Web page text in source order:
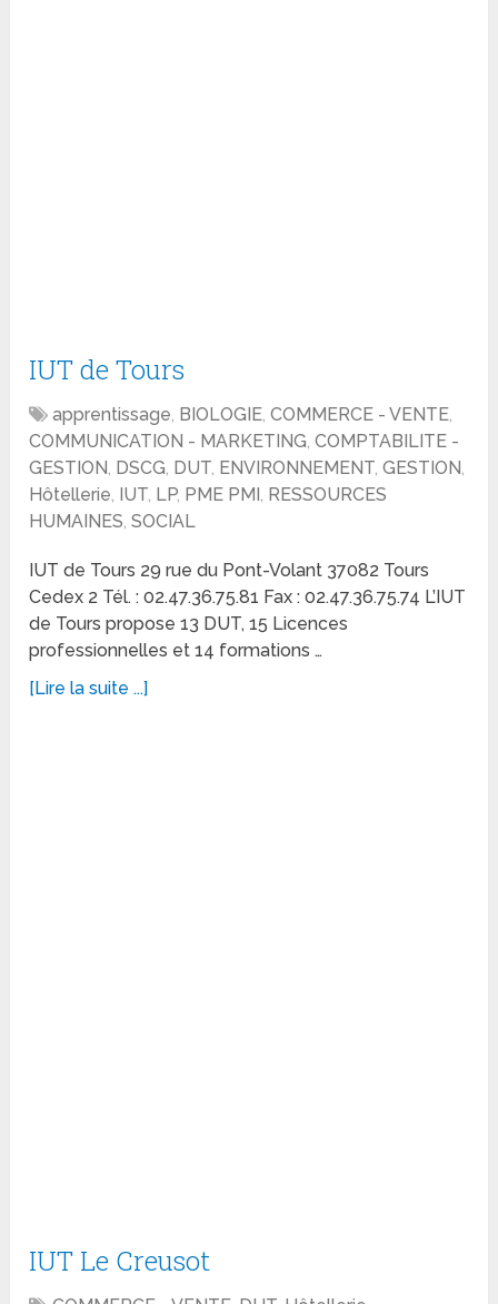
IUT de Tours
apprentissage, BIOLOGIE,COMMERCE - VENTE,
COMMUNICATION - MARKETING,COMPTABILITE -
GESTION, DSCG, DUT, ENVIRONNEMENT,GESTION,
Hôtellerie, IUT, LP, PME PMI, RESSOURCES
HUMAINES,SOCIAL
IUT de Tours 29 rue du Pont-Volant 37082 Tours
Cedex 2 Tél. : 02.47.36.75.81 Fax : 02.47.36.75.74 L’IUT
de Tours propose 13 DUT, 15 Licences
professionnelles et 14 formations …
[Lire la suite ...]
IUT Le Creusot